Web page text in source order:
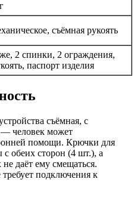
съёмная рукоять
2 спинки, 2 ограждения,
паспорт изделия
съёмная, с
— человек может
помощи. Крючки для
обеих сторон (4 шт.), а
даёт ему смещаться.
подключения к